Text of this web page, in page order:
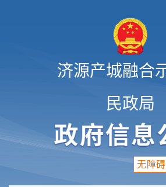
济源产城融合
民政局
无障